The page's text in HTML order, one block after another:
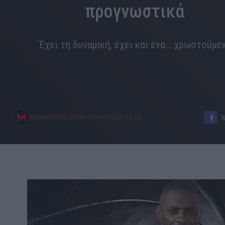
προγνωστικά
Έχει τη δυναμική, έχει και ένα…
MENSHOUSE TEAM 15/05/2025 | 13:35